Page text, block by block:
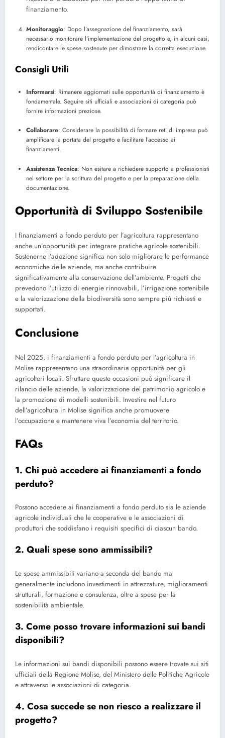
finanziamento.
Monitoraggio: Dopo l’assegnazione del finanziamento, sarà
necessario monitorare l’implementazione del progetto e, in alcuni casi,
rendicontare le spese sostenute per dimostrare la corretta esecuzione.
Consigli Utili
Informarsi: Rimanere aggiornati sulle opportunità di finanziamento è
fondamentale. Seguire siti ufficiali e associazioni di categoria può
fornire informazioni preziose.
Collaborare: Considerare la possibilità di formare reti di impresa può
amplificare la portata del progetto e facilitare l’accesso ai
finanziamenti.
Assistenza Tecnica: Non esitare a richiedere supporto a professionisti
nel settore per la scrittura del progetto e per la preparazione della
documentazione.
Opportunità di Sviluppo Sostenibile
I finanziamenti a fondo perduto per l’agricoltura rappresentano
anche un’opportunità per integrare pratiche agricole sostenibili.
Sostenerne l’adozione significa non solo migliorare le performance
economiche delle aziende, ma anche contribuire
significativamente alla conservazione dell’ambiente. Progetti che
prevedono l’utilizzo di energie rinnovabili, l’irrigazione sostenibile
e la valorizzazione della biodiversità sono sempre più richiesti e
supportati.
Conclusione
Nel 2025, i finanziamenti a fondo perduto per l’agricoltura in
Molise rappresentano una straordinaria opportunità per gli
agricoltori locali. Sfruttare queste occasioni può significare il
rilancio delle aziende, la valorizzazione del patrimonio agricolo e
la promozione di modelli sostenibili. Investire nel futuro
dell’agricoltura in Molise significa anche promuovere
l’occupazione e mantenere viva l’economia del territorio.
FAQs
1. Chi può accedere ai finanziamenti a fondo
perduto?
Possono accedere ai finanziamenti a fondo perduto sia le aziende
agricole individuali che le cooperative e le associazioni di
produttori che soddisfano i requisiti specifici di ciascun bando.
2. Quali spese sono ammissibili?
Le spese ammissibili variano a seconda del bando ma
generalmente includono investimenti in attrezzature, miglioramenti
strutturali, formazione e consulenza, oltre a spese per la
sostenibilità ambientale.
3. Come posso trovare informazioni sui bandi
disponibili?
Le informazioni sui bandi disponibili possono essere trovate sui siti
ufficiali della Regione Molise, del Ministero delle Politiche Agricole
e attraverso le associazioni di categoria.
4. Cosa succede se non riesco a realizzare il
progetto?